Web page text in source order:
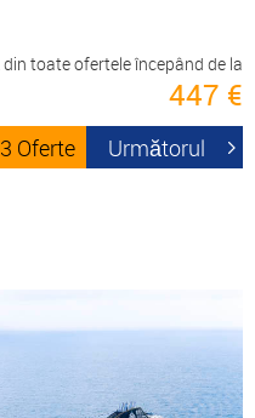
toate ofertele începând de la
447 €
3 Oferte Următorul